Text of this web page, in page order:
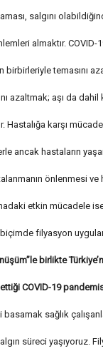
salgını
almaktır.
birbirleriyle temasını
azaltmak; aşı da
Hastalığa karşı
ancak hastaların
önlenmesi ve
etkin mücadele
filyasyon
birlikte
COVID-19
basamak sağlık
süreci yaşıyoruz.